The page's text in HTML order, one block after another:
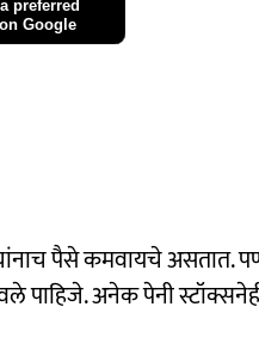
preferred
Google
पैसे कमवायचे असतात.
पाहिजे. अनेक पेनी